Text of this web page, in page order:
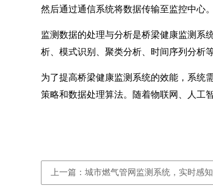
然后通过通信系统将数据传输至监控中心
监测数据的处理与分析是桥梁健康监测系
析、模式识别、聚类分析、时间序列分析
为了提高桥梁健康监测系统的效能，系统
策略和数据处理算法。随着物联网、人工
上一篇：城市燃气管网监测系统，实时感